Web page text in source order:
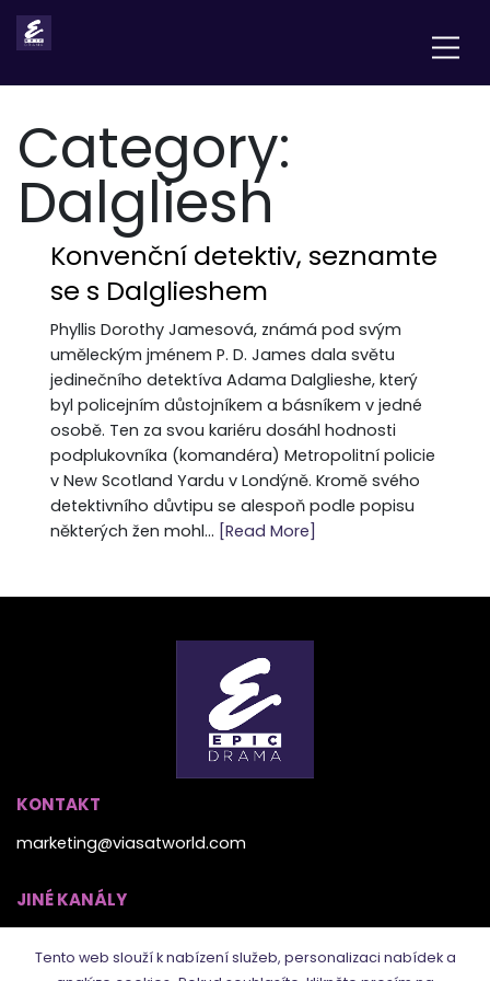
Category:
Dalgliesh
Konvenční detektiv, seznamte
se s Dalglieshem
Phyllis Dorothy Jamesová, známá pod svým
uměleckým jménem P. D. James dala světu
jedinečního detektíva Adama Dalglieshe, který
byl policejním důstojníkem a básníkem v jedné
osobě. Ten za svou kariéru dosáhl hodnosti
podplukovníka (komandéra) Metropolitní policie
v New Scotland Yardu v Londýně. Kromě svého
detektivního důvtipu se alespoň podle popisu
některých žen mohl... [Read More]
KONTAKT
marketing@viasatworld.com
JINÉ KANÁLY
Tento web slouží k nabízení služeb, personalizaci nabídek a